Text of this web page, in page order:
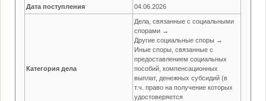
Дата поступления 04.06.2026
Категория дела
Дела, связанные с социальными
спорами →
Другие социальные споры →
Иные споры, связанные с
предоставлением социальных
пособий, компенсационных
выплат, денежных субсидий (в
т.ч. право на получение которых
удостоверяется